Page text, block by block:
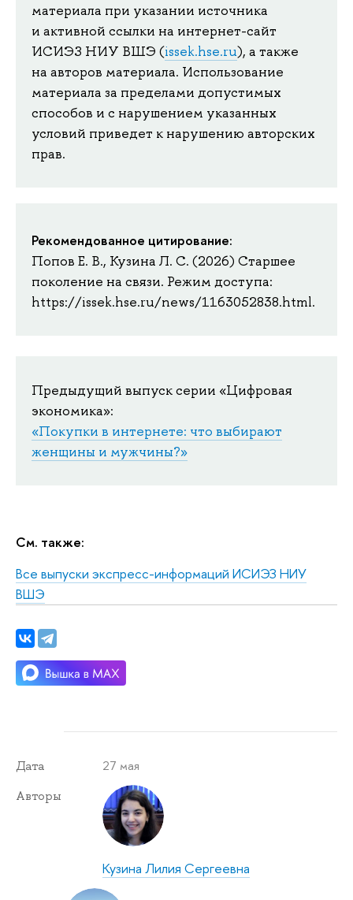
материала при указании источника
и активной ссылки на интернет-сайт
ИСИЭЗ НИУ ВШЭ (issek.hse.ru), а также
на авторов материала. Использование
материала за пределами допустимых
способов и с нарушением указанных
условий приведет к нарушению авторских
прав.
Рекомендованное цитирование:
Попов Е. В., Кузина Л. С. (2026) Старшее
поколение на связи. Режим доступа:
https://issek.hse.ru/news/1163052838.html.
Предыдущий выпуск серии «Цифровая
экономика»:
«Покупки в интернете: что выбирают
женщины и мужчины?»
См. также:
Все выпуски экспресс-информаций ИСИЭЗ НИУ
ВШЭ
Дата 27 мая
Авторы
Кузина Лилия Сергеевна